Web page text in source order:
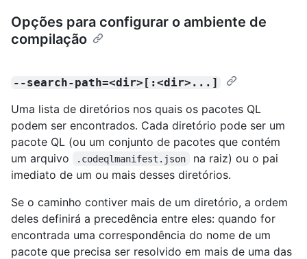
Opções para configurar o ambiente de
compilação
--search-path=<dir>[:<dir>...]
Uma lista de diretórios nos quais os pacotes QL
podem ser encontrados. Cada diretório pode ser um
pacote QL (ou um conjunto de pacotes que contém
um arquivo
.codeqlmanifest.json
na raiz) ou o pai
imediato de um ou mais desses diretórios.
Se o caminho contiver mais de um diretório, a ordem
deles definirá a precedência entre eles: quando for
encontrada uma correspondência do nome de um
pacote que precisa ser resolvido em mais de uma das